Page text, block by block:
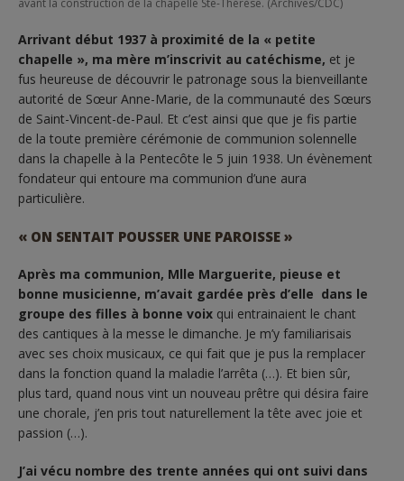
avant la construction de la chapelle Ste-Thérèse. (Archives/CDC)
Arrivant début 1937 à proximité de la « petite
chapelle », ma mère m’inscrivit au catéchisme, et je
fus heureuse de découvrir le patronage sous la bienveillante
autorité de Sœur Anne-Marie, de la communauté des Sœurs
de Saint-Vincent-de-Paul. Et c’est ainsi que que je fis partie
de la toute première cérémonie de communion solennelle
dans la chapelle à la Pentecôte le 5 juin 1938. Un évènement
fondateur qui entoure ma communion d’une aura
particulière.
« ON SENTAIT POUSSER UNE PAROISSE »
Après ma communion, Mlle Marguerite, pieuse et
bonne musicienne, m’avait gardée près d’elle dans le
groupe des filles à bonne voix qui entrainaient le chant
des cantiques à la messe le dimanche. Je m’y familiarisais
avec ses choix musicaux, ce qui fait que je pus la remplacer
dans la fonction quand la maladie l’arrêta (…). Et bien sûr,
plus tard, quand nous vint un nouveau prêtre qui désira faire
une chorale, j’en pris tout naturellement la tête avec joie et
passion (…).
J’ai vécu nombre des trente années qui ont suivi dans